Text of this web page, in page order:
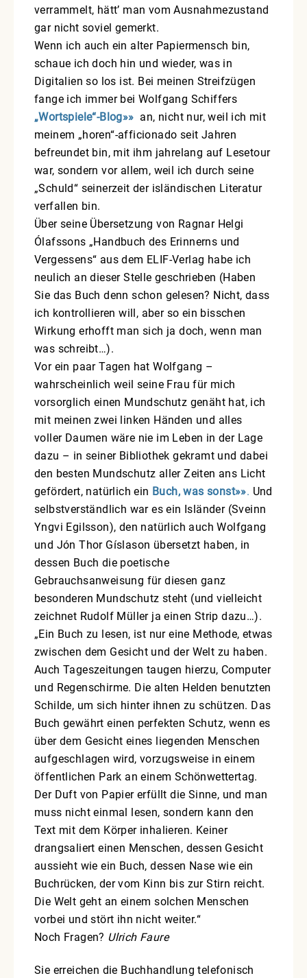
verrammelt, hätt’ man vom Ausnahmezustand
gar nicht soviel gemerkt.
Wenn ich auch ein alter Papiermensch bin,
schaue ich doch hin und wieder, was in
Digitalien so los ist. Bei meinen Streifzügen
fange ich immer bei Wolfgang Schiffers
„Wortspiele“-Blog»» an, nicht nur, weil ich mit
meinem „horen“-afficionado seit Jahren
befreundet bin, mit ihm jahrelang auf Lesetour
war, sondern vor allem, weil ich durch seine
„Schuld“ seinerzeit der isländischen Literatur
verfallen bin.
Über seine Übersetzung von Ragnar Helgi
Ólafssons „Handbuch des Erinnerns und
Vergessens“ aus dem ELIF-Verlag habe ich
neulich an dieser Stelle geschrieben (Haben
Sie das Buch denn schon gelesen? Nicht, dass
ich kontrollieren will, aber so ein bisschen
Wirkung erhofft man sich ja doch, wenn man
was schreibt…).
Vor ein paar Tagen hat Wolfgang –
wahrscheinlich weil seine Frau für mich
vorsorglich einen Mundschutz genäht hat, ich
mit meinen zwei linken Händen und alles
voller Daumen wäre nie im Leben in der Lage
dazu – in seiner Bibliothek gekramt und dabei
den besten Mundschutz aller Zeiten ans Licht
gefördert, natürlich ein Buch, was sonst»». Und
selbstverständlich war es ein Isländer (Sveinn
Yngvi Egilsson), den natürlich auch Wolfgang
und Jón Thor Gíslason übersetzt haben, in
dessen Buch die poetische
Gebrauchsanweisung für diesen ganz
besonderen Mundschutz steht (und vielleicht
zeichnet Rudolf Müller ja einen Strip dazu…).
„Ein Buch zu lesen, ist nur eine Methode, etwas
zwischen dem Gesicht und der Welt zu haben.
Auch Tageszeitungen taugen hierzu, Computer
und Regenschirme. Die alten Helden benutzten
Schilde, um sich hinter ihnen zu schützen. Das
Buch gewährt einen perfekten Schutz, wenn es
über dem Gesicht eines liegenden Menschen
aufgeschlagen wird, vorzugsweise in einem
öffentlichen Park an einem Schönwettertag.
Der Duft von Papier erfüllt die Sinne, und man
muss nicht einmal lesen, sondern kann den
Text mit dem Körper inhalieren. Keiner
drangsaliert einen Menschen, dessen Gesicht
aussieht wie ein Buch, dessen Nase wie ein
Buchrücken, der vom Kinn bis zur Stirn reicht.
Die Welt geht an einem solchen Menschen
vorbei und stört ihn nicht weiter.“
Noch Fragen? Ulrich Faure
Sie erreichen die Buchhandlung telefonisch